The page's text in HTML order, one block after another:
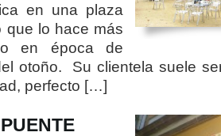
en una plaza
que lo hace más
en época de
otoño. Su clientela suele
perfecto […]